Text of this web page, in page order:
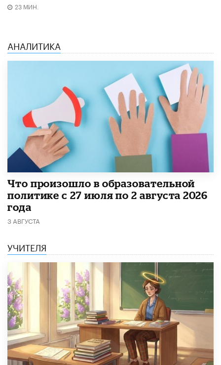
23 МИН.
АНАЛИТИКА
​Что произошло в образовательной
политике с 27 июля по 2 августа 2026
года
3 АВГУСТА
УЧИТЕЛЯ